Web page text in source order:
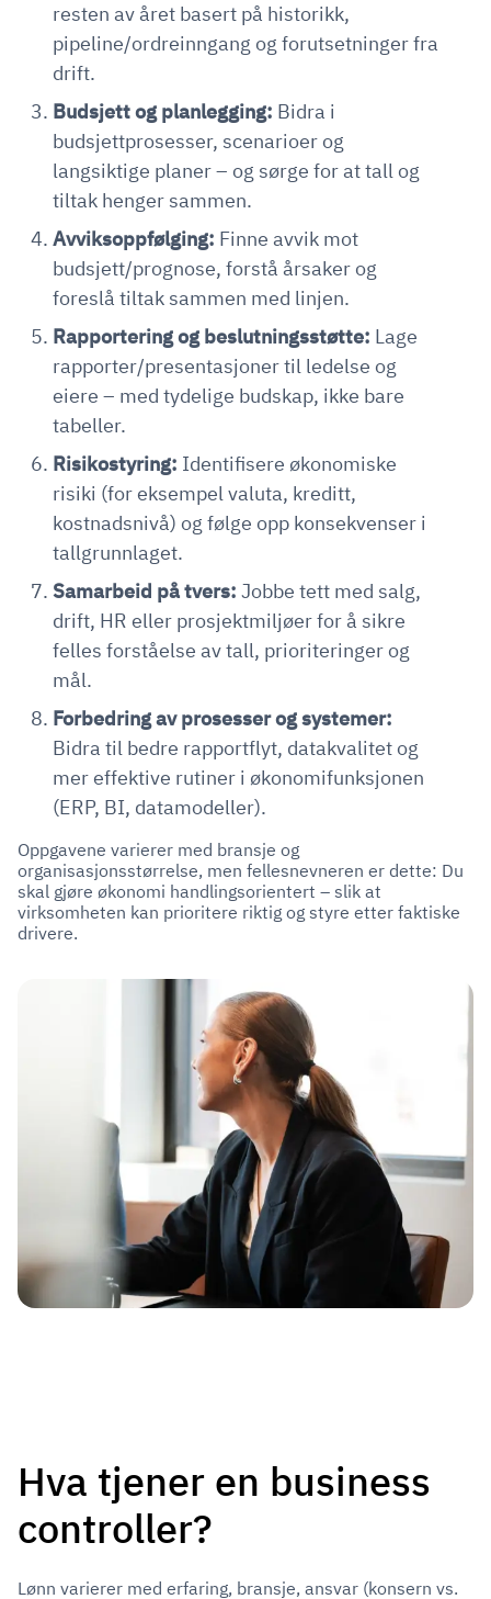
resten av året basert på historikk,
pipeline/ordreinngang og forutsetninger fra
drift.
Budsjett og planlegging: Bidra i
budsjettprosesser, scenarioer og
langsiktige planer – og sørge for at tall og
tiltak henger sammen.
Avviksoppfølging: Finne avvik mot
budsjett/prognose, forstå årsaker og
foreslå tiltak sammen med linjen.
Rapportering og beslutningsstøtte: Lage
rapporter/presentasjoner til ledelse og
eiere – med tydelige budskap, ikke bare
tabeller.
Risikostyring: Identifisere økonomiske
risiki (for eksempel valuta, kreditt,
kostnadsnivå) og følge opp konsekvenser i
tallgrunnlaget.
Samarbeid på tvers: Jobbe tett med salg,
drift, HR eller prosjektmiljøer for å sikre
felles forståelse av tall, prioriteringer og
mål.
Forbedring av prosesser og systemer:
Bidra til bedre rapportflyt, datakvalitet og
mer effektive rutiner i økonomifunksjonen
(ERP, BI, datamodeller).
Oppgavene varierer med bransje og
organisasjonsstørrelse, men fellesnevneren er dette: Du
skal gjøre økonomi handlingsorientert – slik at
virksomheten kan prioritere riktig og styre etter faktiske
drivere.
Hva tjener en business
controller?
Lønn varierer med erfaring, bransje, ansvar (konsern vs.